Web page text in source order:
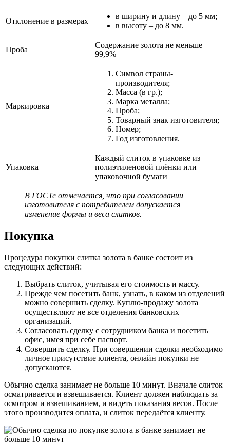
Отклонение в размерах
в ширину и длину – до 5 мм;
в высоту – до 8 мм.
Проба
Содержание золота не меньше
99,9%
Маркировка
Символ страны-
производителя;
Масса (в гр.);
Марка металла;
Проба;
Товарный знак изготовителя;
Номер;
Год изготовления.
Упаковка
Каждый слиток в упаковке из
полиэтиленовой плёнки или
упаковочной бумаги
В ГОСТе отмечается, что при согласовании
изготовителя с потребителем допускается
изменение формы и веса слитков.
Покупка
Процедура покупки слитка золота в банке состоит из
следующих действий:
Выбрать слиток, учитывая его стоимость и массу.
Прежде чем посетить банк, узнать, в каком из отделений
можно совершить сделку. Куплю-продажу золота
осуществляют не все отделения банковских
организаций.
Согласовать сделку с сотрудником банка и посетить
офис, имея при себе паспорт.
Совершить сделку. При совершении сделки необходимо
личное присутствие клиента, онлайн покупки не
допускаются.
Обычно сделка занимает не больше 10 минут. Вначале слиток
осматривается и взвешивается. Клиент должен наблюдать за
осмотром и взвешиванием, и видеть показания весов. После
этого производится оплата, и слиток передаётся клиенту.